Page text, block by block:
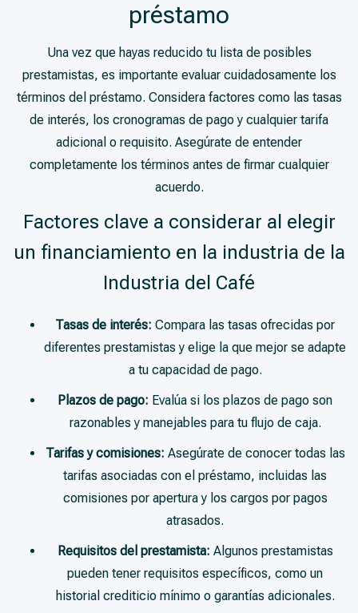
préstamo
Una vez que hayas reducido tu lista de posibles
prestamistas, es importante evaluar cuidadosamente los
términos del préstamo. Considera factores como las tasas
de interés, los cronogramas de pago y cualquier tarifa
adicional o requisito. Asegúrate de entender
completamente los términos antes de firmar cualquier
acuerdo.
Factores clave a considerar al elegir
un financiamiento en la industria de la
Industria del Café
Tasas de interés: Compara las tasas ofrecidas por
diferentes prestamistas y elige la que mejor se adapte
a tu capacidad de pago.
Plazos de pago: Evalúa si los plazos de pago son
razonables y manejables para tu flujo de caja.
Tarifas y comisiones: Asegúrate de conocer todas las
tarifas asociadas con el préstamo, incluidas las
comisiones por apertura y los cargos por pagos
atrasados.
Requisitos del prestamista: Algunos prestamistas
pueden tener requisitos específicos, como un
historial crediticio mínimo o garantías adicionales.